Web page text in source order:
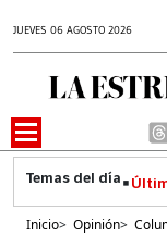
JUEVES 06 AGOSTO 2026
Inicio> Opinión>